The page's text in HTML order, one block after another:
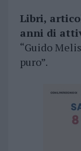
Libri,
anni di
“Guido
puro”.